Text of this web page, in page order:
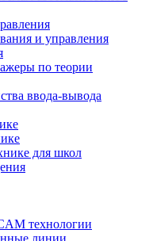
и управления
по теории
ввода-вывода
для школ
технологии
линии